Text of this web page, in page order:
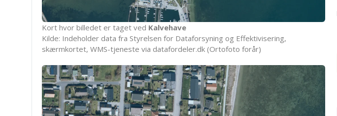
Kort hvor billedet er taget ved Kalvehave
Kilde: Indeholder data fra Styrelsen for Dataforsyning og Effektivisering,
skærmkortet, WMS-tjeneste via datafordeler.dk (Ortofoto forår)